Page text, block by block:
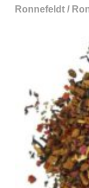
Ronnefeldt /